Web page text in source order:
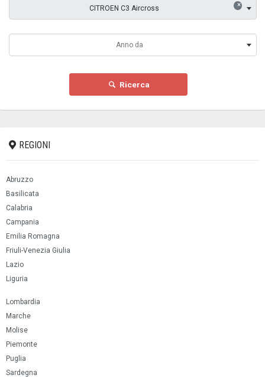
×
CITROEN C3 Aircross
Anno da
Ricerca
REGIONI
Abruzzo
Basilicata
Calabria
Campania
Emilia Romagna
Friuli-Venezia Giulia
Lazio
Liguria
Lombardia
Marche
Molise
Piemonte
Puglia
Sardegna